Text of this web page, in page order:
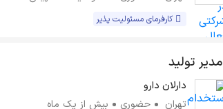
کارفرمای مسئولیت پذیر
مدیر تولید
دارلان دارو
تهران
حضوری بیش از یک ماه